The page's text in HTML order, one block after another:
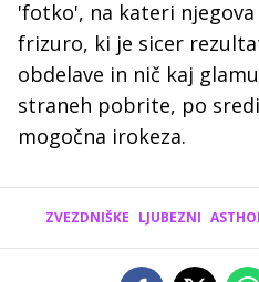
'fotko', na kateri
frizuro, ki je sicer
obdelave in nič kaj
straneh pobrite, po
mogočna irokeza.
ZVEZDNIŠKE LJUBEZNI